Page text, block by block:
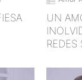
UN
REDES